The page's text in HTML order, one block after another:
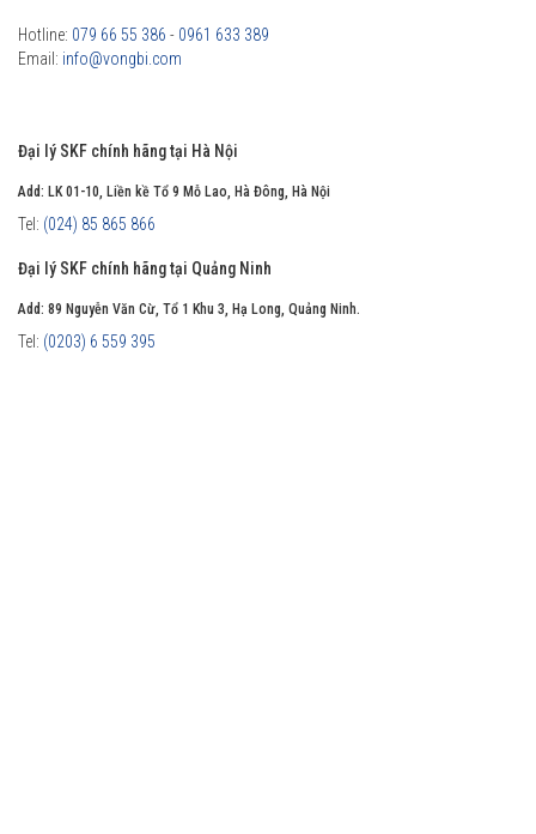
Hotline: 079 66 55 386 - 0961 633 389
Email: info@vongbi.com
Đại lý SKF chính hãng tại Hà Nội
Add: LK 01-10, Liền kề Tổ 9 Mỗ Lao, Hà Đông, Hà Nội
Tel: (024) 85 865 866
Đại lý SKF chính hãng tại Quảng Ninh
Add: 89 Nguyễn Văn Cừ, Tổ 1 Khu 3, Hạ Long, Quảng Ninh.
Tel: (0203) 6 559 395